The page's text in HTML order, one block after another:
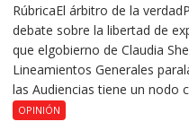
RúbricaEl árbitro de la
debate sobre la libertad de
que elgobierno de Claudia
Lineamientos Generales
las Audiencias tiene un nodo
OPINIÓN